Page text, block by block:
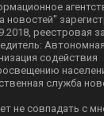
новостей"
реестровая
Автономная
содействия
служба
не совпадать с